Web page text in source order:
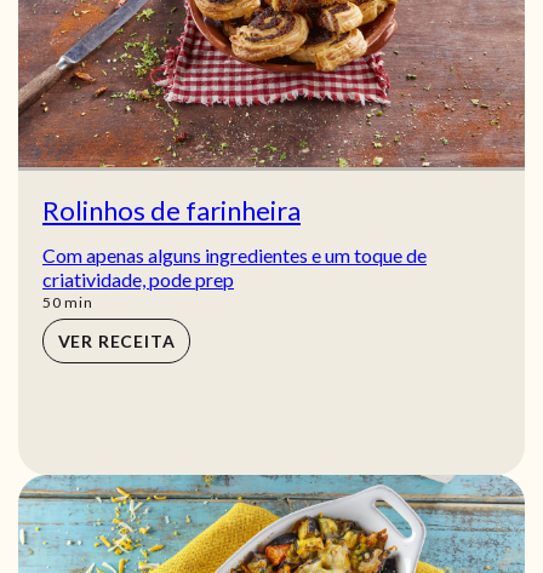
Rolinhos de farinheira
Com apenas alguns ingredientes e um toque de
criatividade, pode prep
50min
min
VER RECEITA